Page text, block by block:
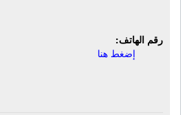
رقم الهاتف:
إضغط هنا